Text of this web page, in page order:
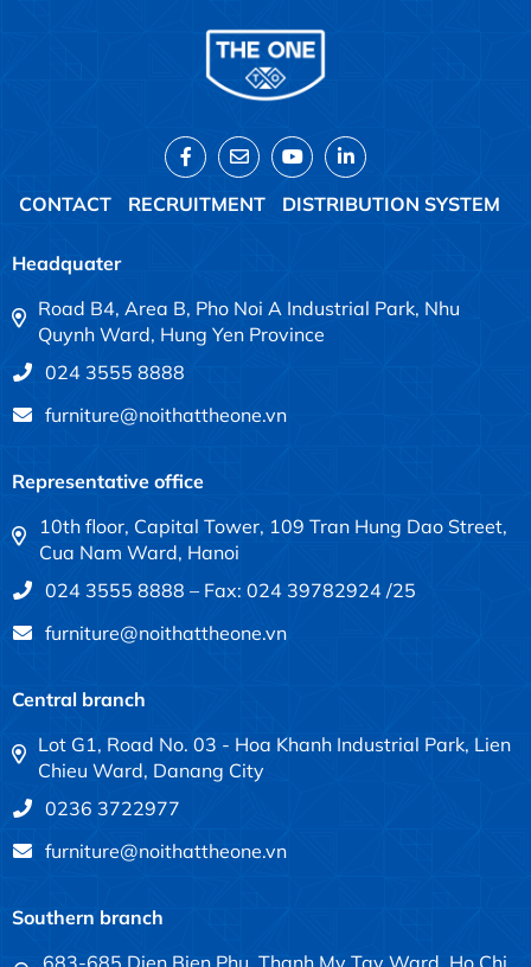
CONTACT RECRUITMENT DISTRIBUTION SYSTEM
Headquater
Road B4, Area B, Pho Noi A Industrial Park, Nhu
Quynh Ward, Hung Yen Province
024 3555 8888
furniture@noithattheone.vn
Representative office
10th floor, Capital Tower, 109 Tran Hung Dao Street,
Cua Nam Ward, Hanoi
024 3555 8888 – Fax: 024 39782924 /25
furniture@noithattheone.vn
Central branch
Lot G1, Road No. 03 - Hoa Khanh Industrial Park, Lien
Chieu Ward, Danang City
0236 3722977
furniture@noithattheone.vn
Southern branch